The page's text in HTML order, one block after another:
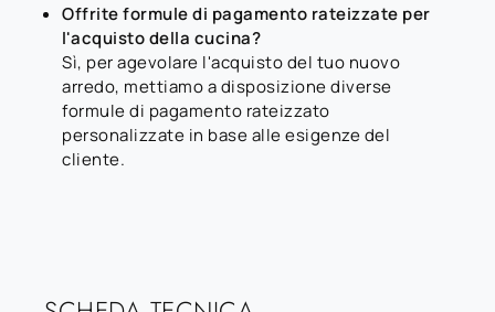
Offrite formule di pagamento rateizzate per
l'acquisto della cucina?
Sì, per agevolare l'acquisto del tuo nuovo
arredo, mettiamo a disposizione diverse
formule di pagamento rateizzato
personalizzate in base alle esigenze del
cliente.